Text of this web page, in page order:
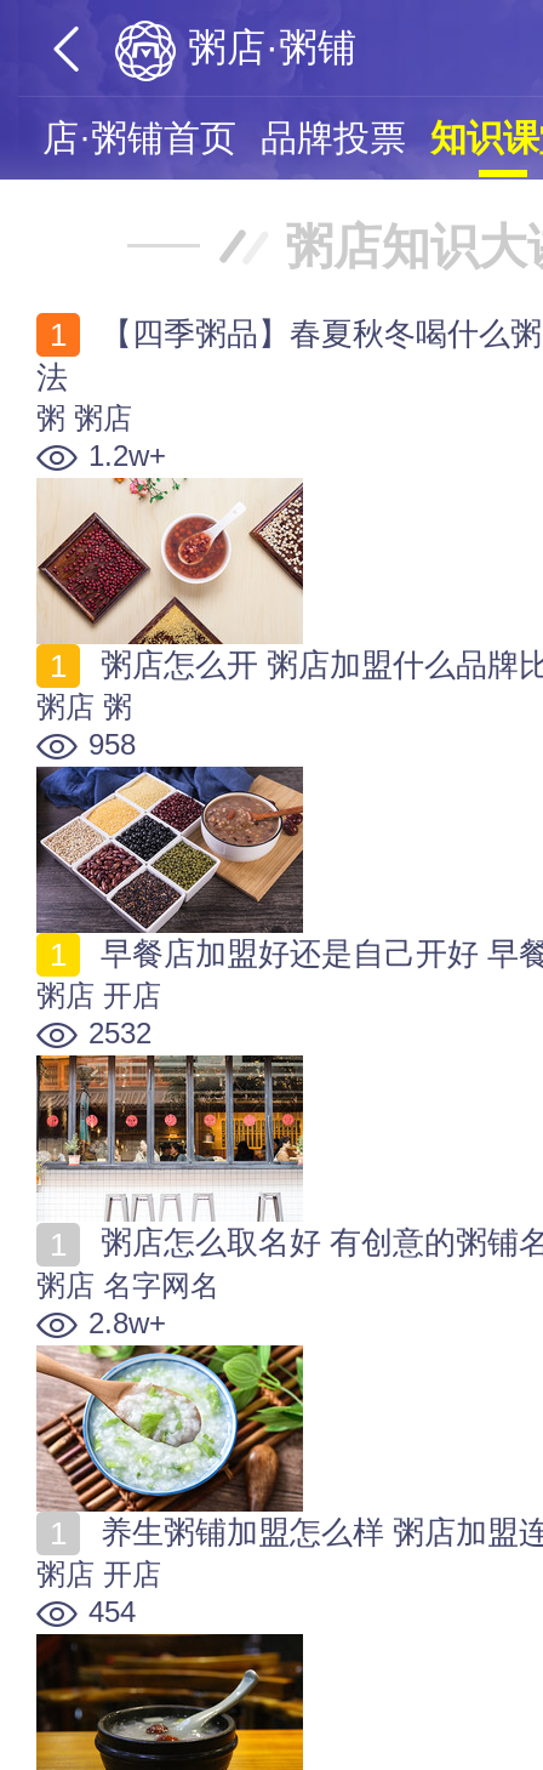
粥店·粥铺
粥店·粥铺首页 品牌投票 知识
粥店知识大
法
粥 粥店
1.2w+
粥店怎么开 粥店加盟什么品牌
粥店 粥
958
早餐店加盟好还是自己开好 早
粥店 开店
2532
粥店怎么取名好 有创意的粥铺
粥店 名字网名
2.8w+
养生粥铺加盟怎么样 粥店加盟
粥店 开店
454